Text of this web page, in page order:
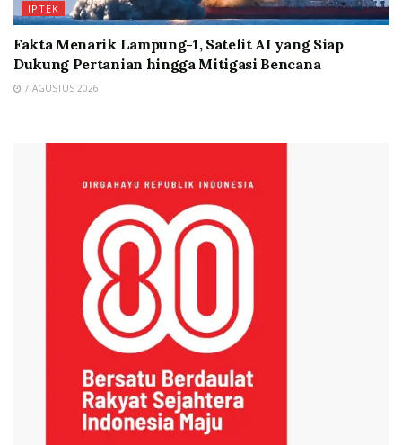
IPTEK
Fakta Menarik Lampung-1, Satelit AI yang Siap
Dukung Pertanian hingga Mitigasi Bencana
7 AGUSTUS 2026